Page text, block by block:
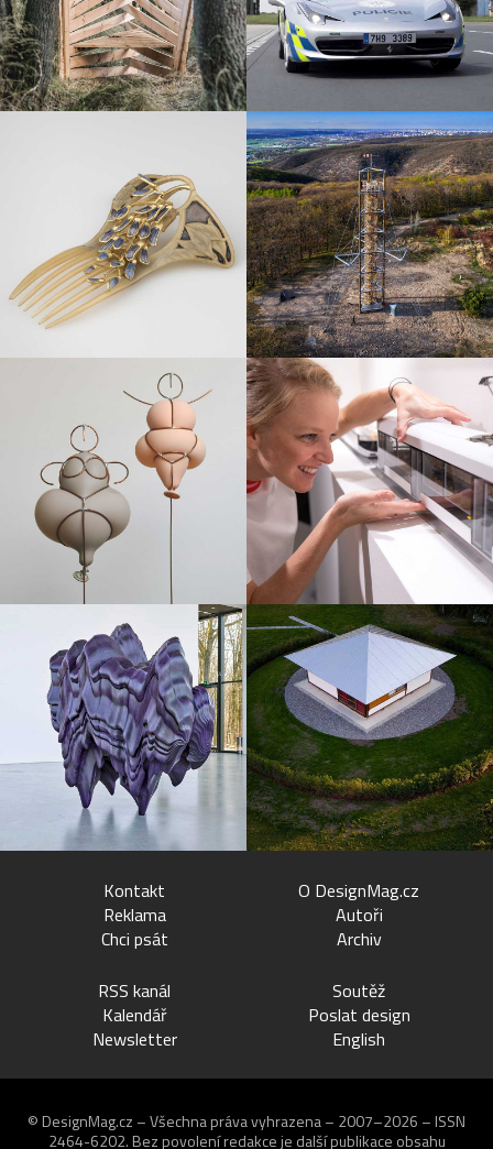
Kontakt
Reklama
Chci psát
O DesignMag.cz
Autoři
Archiv
RSS kanál
Kalendář
Newsletter
Soutěž
Poslat design
English
© DesignMag.cz – Všechna práva vyhrazena – 2007–2026 – ISSN
2464-6202. Bez povolení redakce je další publikace obsahu